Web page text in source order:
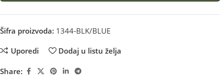
Šifra proizvoda: 1344-BLK/BLUE
Uporedi Dodaj u listu želja
Share: